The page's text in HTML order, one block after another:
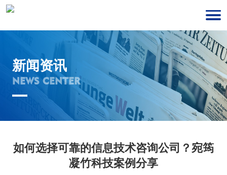
新闻资讯
NEWS CENTER
如何选择可靠的信息技术咨询公司？宛筠
凝竹科技案例分享